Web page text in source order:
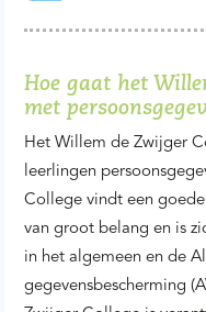
Hoe gaat het
met
Het Willem de Zwijger
leerlingen
College vindt een
van groot belang en is
in het algemeen en de
gegevensbescherming